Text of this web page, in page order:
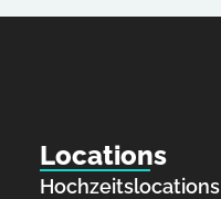
Locations
Hochzeitslocations